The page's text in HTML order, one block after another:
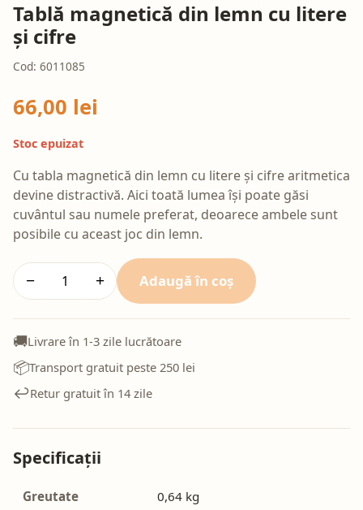
Tablă magnetică din lemn cu litere
și cifre
Cod: 6011085
66,00 lei
Stoc epuizat
Cu tabla magnetică din lemn cu litere și cifre aritmetica
devine distractivă. Aici toată lumea își poate găsi
cuvântul sau numele preferat, deoarece ambele sunt
posibile cu aceast joc din lemn.
− + Adaugă în coș
🚚Livrare în 1-3 zile lucrătoare
📦Transport gratuit peste 250 lei
↩️Retur gratuit în 14 zile
Specificații
Greutate 0,64 kg